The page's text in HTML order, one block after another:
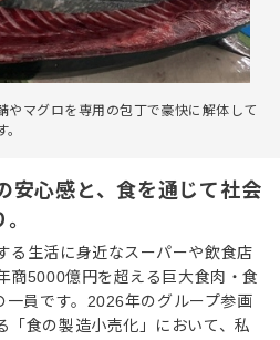
やマグロを専用の包丁で豪快に解体して
安心感と、食を通じて社会
る生活に身近なスーパーや飲食店
商5000億円を超える巨大食肉・食
員です。2026年のグループ参画
「食の製造小売化」において、私